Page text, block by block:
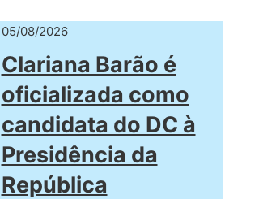
05/08/2026
Clariana Barão é
oficializada como
candidata do DC à
Presidência da
República